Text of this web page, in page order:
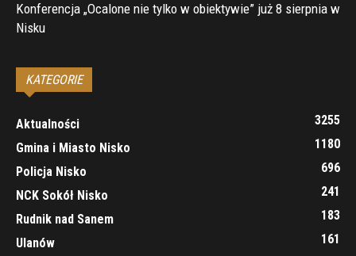
Konferencja „Ocalone nie tylko w obiektywie” już 8 sierpnia w
Nisku
KATEGORIE
Aktualności
3255
Gmina i Miasto Nisko
1180
Policja Nisko
696
NCK Sokół Nisko
241
Rudnik nad Sanem
183
Ulanów
161